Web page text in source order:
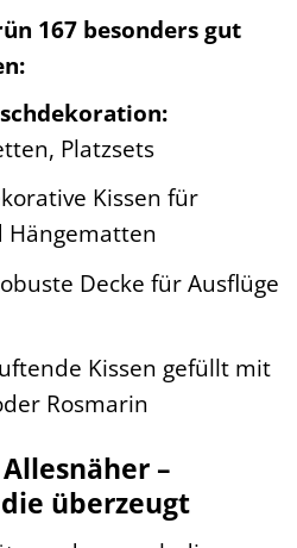
167 besonders gut
Platzsets
Kissen für
Hängematten
Decke für Ausflüge
Kissen gefüllt mit
Rosmarin
–
überzeugt